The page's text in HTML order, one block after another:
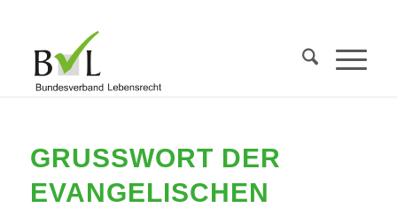
GRUSSWORT DER E
VANGELISCHEN L